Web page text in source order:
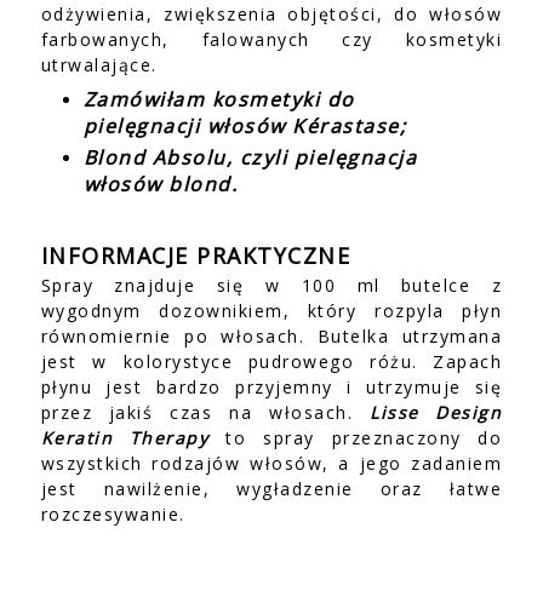
odżywienia, zwiększenia objętości, do włosów
farbowanych, falowanych czy kosmetyki
utrwalające.
Zamówiłam kosmetyki do
pielęgnacji włosów Kérastase;
Blond Absolu, czyli pielęgnacja
włosów blond.
INFORMACJE PRAKTYCZNE
Spray znajduje się w 100 ml butelce z
wygodnym dozownikiem, który rozpyla płyn
równomiernie po włosach. Butelka utrzymana
jest w kolorystyce pudrowego różu. Zapach
płynu jest bardzo przyjemny i utrzymuje się
przez jakiś czas na włosach. Lisse Design
Keratin Therapyto spray przeznaczony do
wszystkich rodzajów włosów, a jego zadaniem
jest nawilżenie, wygładzenie oraz łatwe
rozczesywanie.